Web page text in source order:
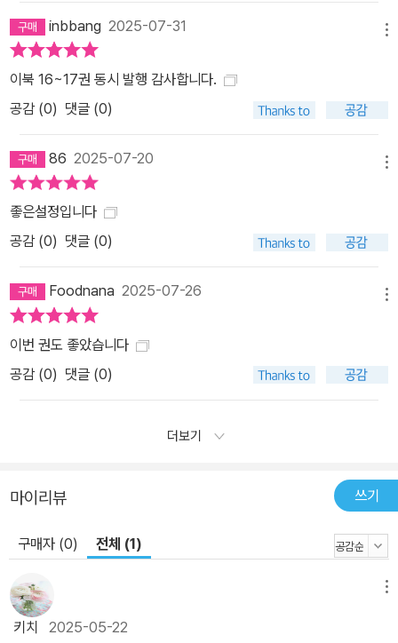
inbbang 2025-07-31
이북 16~17권 동시 발행 감사합니다.
공감 (0) 댓글 (0)
86 2025-07-20
좋은설정입니다
공감 (0) 댓글 (0)
Foodnana 2025-07-26
이번 권도 좋았습니다
공감 (0) 댓글 (0)
더보기
마이리뷰 쓰기
구매자 (0) 전체 (1)
키치 2025-05-22